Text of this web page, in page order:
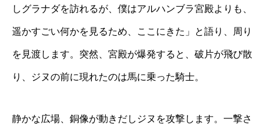
しグラナダを訪れるが、僕はアルハンブラ宮殿よりも、
遥かすごい何かを見るため、ここにきた」と語り、周り
を見渡します。突然、宮殿が爆発すると、破片が飛び散
り、ジヌの前に現れたのは馬に乗った騎士。
静かな広場、銅像が動きだしジヌを攻撃します。一撃さ